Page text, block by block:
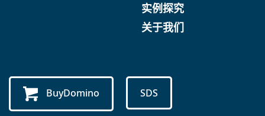
实例探究
关于我们
BuyDomino SDS